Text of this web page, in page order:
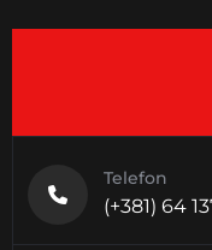
Telefon
(+381) 64